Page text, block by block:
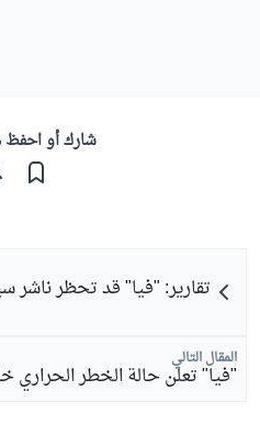
شارك أو احفظ
تقارير: "فيا" قد تحظر
المقال التالي
"فيا" تعلن حالة الخطر الحراري